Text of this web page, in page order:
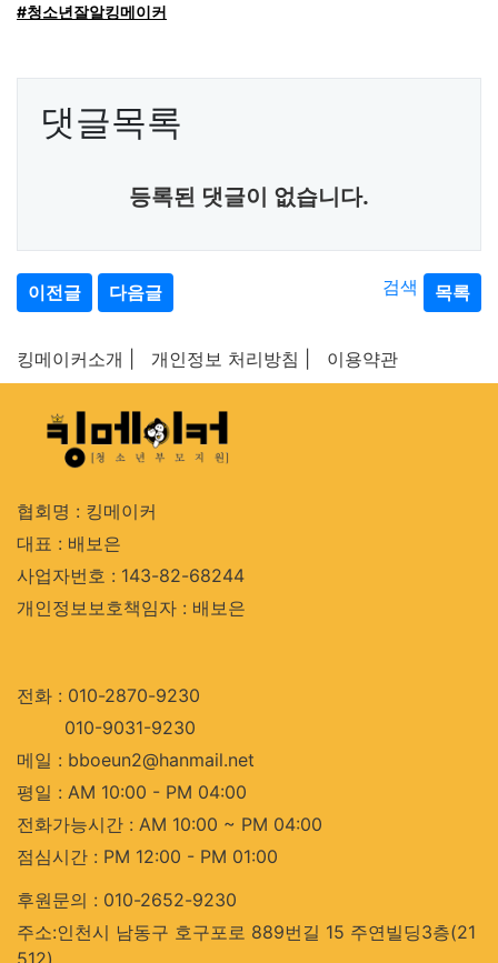
#청소년잘알킹메이커
댓글목록
등록된 댓글이 없습니다.
이전글 다음글 검색 목록
킹메이커소개 | 개인정보 처리방침 | 이용약관
협회명 : 킹메이커
대표 : 배보은
사업자번호 : 143-82-68244
개인정보보호책임자 : 배보은
전화 : 010-2870-9230
010-9031-9230
메일 : bboeun2@hanmail.net
평일 : AM 10:00 - PM 04:00
전화가능시간 : AM 10:00 ~ PM 04:00
점심시간 : PM 12:00 - PM 01:00
후원문의 : 010-2652-9230
주소:인천시 남동구 호구포로 889번길 15 주연빌딩3층(21
512)